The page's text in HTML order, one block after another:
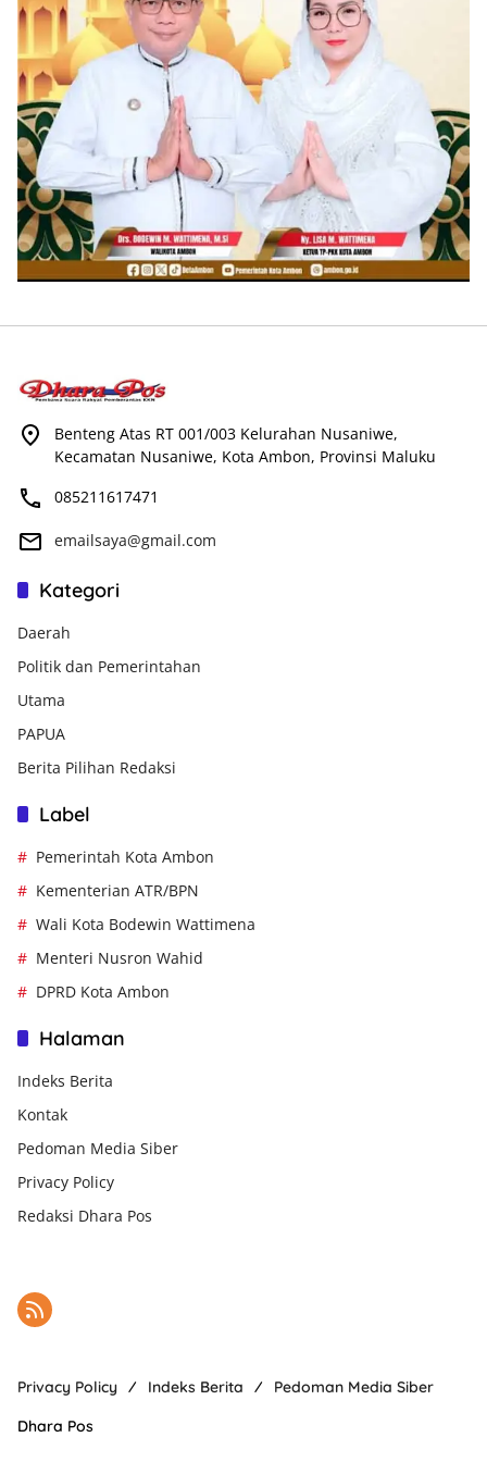
Benteng Atas RT 001/003 Kelurahan Nusaniwe,
Kecamatan Nusaniwe, Kota Ambon, Provinsi Maluku
085211617471
emailsaya@gmail.com
Kategori
Daerah
Politik dan Pemerintahan
Utama
PAPUA
Berita Pilihan Redaksi
Label
Pemerintah Kota Ambon
Kementerian ATR/BPN
Wali Kota Bodewin Wattimena
Menteri Nusron Wahid
DPRD Kota Ambon
Halaman
Indeks Berita
Kontak
Pedoman Media Siber
Privacy Policy
Redaksi Dhara Pos
Privacy Policy Indeks Berita
Pedoman Media Siber
Dhara Pos